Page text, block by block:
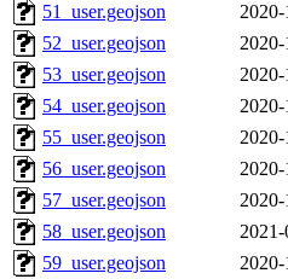
51_user.geojson
52_user.geojson
53_user.geojson
54_user.geojson
55_user.geojson
56_user.geojson
57_user.geojson
58_user.geojson
59_user.geojson